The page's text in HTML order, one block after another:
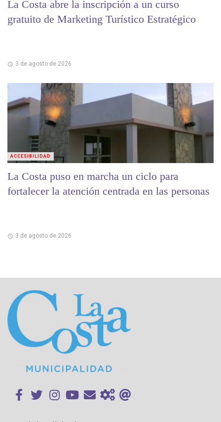
La Costa abre la inscripción a un curso
gratuito de Marketing Turístico Estratégico
3 de agosto de 2026
La Costa puso en marcha un ciclo para
fortalecer la atención centrada en las personas
3 de agosto de 2026
ACCESIBILIDAD